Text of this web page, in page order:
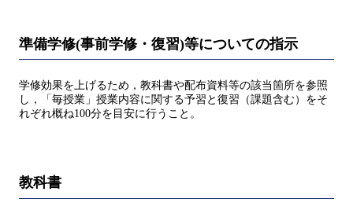
準備学修(事前学修・復習)等についての指示
学修効果を上げるため，教科書や配布資料等の該当箇所を参照
し，「毎授業」授業内容に関する予習と復習（課題含む）をそ
れぞれ概ね100分を目安に行うこと。
教科書